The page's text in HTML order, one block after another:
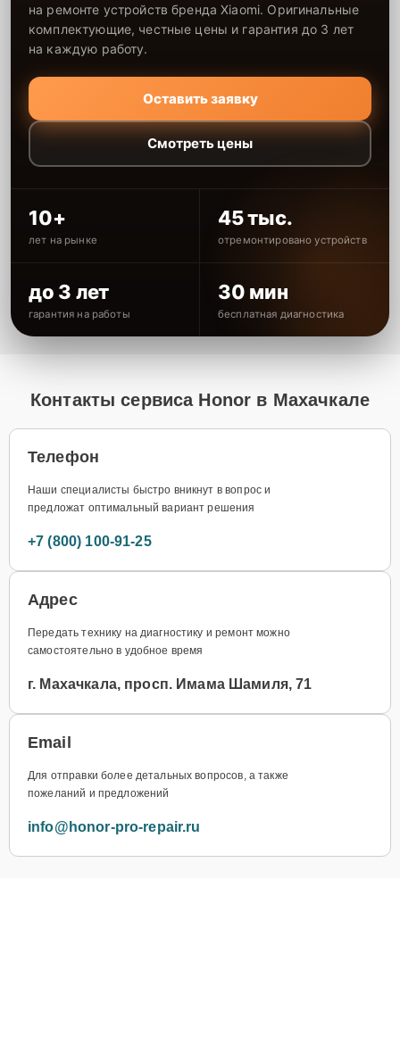
на ремонте устройств бренда Xiaomi. Оригинальные
комплектующие, честные цены и гарантия до 3 лет
на каждую работу.
Оставить заявку
Смотреть цены
10+
лет на рынке
45 тыс.
отремонтировано устройств
до 3 лет
гарантия на работы
30 мин
бесплатная диагностика
Контакты сервиса Honor в Махачкале
Телефон
Наши специалисты быстро вникнут в вопрос и
предложат оптимальный вариант решения
+7 (800) 100-91-25
Адрес
Передать технику на диагностику и ремонт можно
самостоятельно в удобное время
г. Махачкала, просп. Имама Шамиля, 71
Email
Для отправки более детальных вопросов, а также
пожеланий и предложений
info@honor-pro-repair.ru